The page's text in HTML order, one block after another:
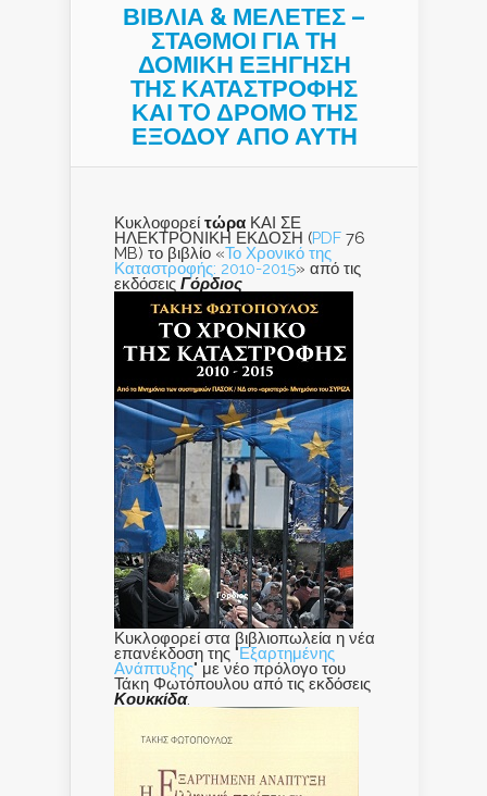
ΒΙΒΛΙΑ & ΜΕΛΕΤΕΣ –
ΣΤΑΘΜΟΙ ΓΙΑ ΤΗ
ΔΟΜΙΚΗ ΕΞΗΓΗΣΗ
ΤΗΣ ΚΑΤΑΣΤΡΟΦΗΣ
ΚΑΙ ΤO ΔΡΟΜΟ ΤΗΣ
ΕΞΟΔΟΥ ΑΠΟ ΑΥΤΗ
Κυκλοφορεί τώρα ΚΑΙ ΣΕ
ΗΛΕΚΤΡΟΝΙΚΗ ΕΚΔΟΣΗ (PDF 76
MB) το βιβλίο «Το Χρονικό της
Καταστροφής: 2010-2015» από τις
εκδόσεις Γόρδιος
Κυκλοφορεί στα βιβλιοπωλεία η νέα
επανέκδοση της "Εξαρτημένης
Ανάπτυξης" με νέο πρόλογο του
Τάκη Φωτόπουλου από τις εκδόσεις
Κουκκίδα.